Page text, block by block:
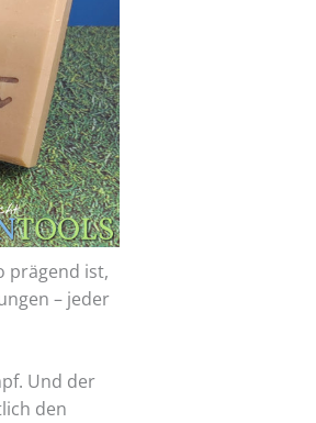
prägend ist,
– jeder
Und der
den